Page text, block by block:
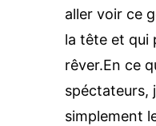
aller voir ce
la tête et qui
rêver.En ce
spéctateurs,
simplement